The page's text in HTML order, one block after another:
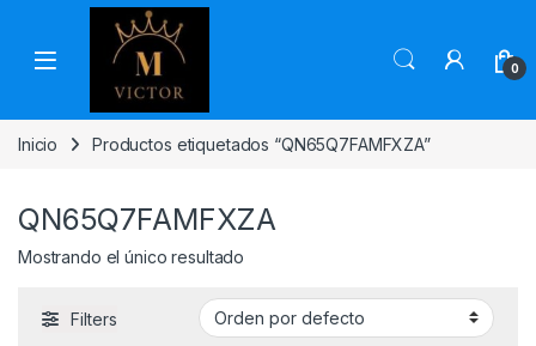
Skip to navigation
Skip to content
0
Inicio Productos etiquetados “QN65Q7FAMFXZA”
QN65Q7FAMFXZA
Mostrando el único resultado
Filters